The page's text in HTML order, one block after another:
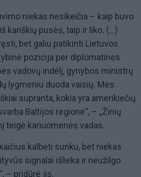
niekas nesikeičia – kaip buvo
kariškių pusės, taip ir liko. (…)
bet galiu patikinti Lietuvos
pozicija per diplomatines
vadovų indėlį, gynybos ministrų
lygmeniu duoda vaisių. Mes
supranta, kokia yra amerikiečių
Baltijos regione“, – „Žinių
teigė kariuomenės vadas.
kalbėti sunku, bet niekas
signalai išlieka ir neužilgo
– pridūrė jis.